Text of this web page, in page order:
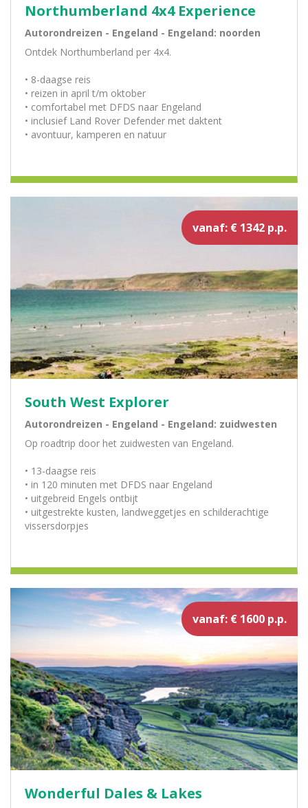
Northumberland 4x4 Experience
Autorondreizen - Engeland - Engeland: noorden
Ontdek Northumberland per 4x4.
• 8-daagse reis
• reizen in april t/m oktober
• comfortabel met DFDS naar Engeland
• inclusief Land Rover Defender met daktent
• avontuur, kamperen en natuur
vanaf: € 1342 p.p.
South West Explorer
Autorondreizen - Engeland - Engeland: zuidwesten
Op roadtrip door het zuidwesten van Engeland.
• 13-daagse reis
• in 120 minuten met DFDS naar Engeland
• uitgebreid Engels ontbijt
• uitgestrekte kusten, landweggetjes en schilderachtige
vissersdorpjes
vanaf: € 1600 p.p.
Wonderful Dales & Lakes